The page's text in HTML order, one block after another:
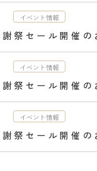
イベント情報
祭セール開催の
イベント情報
祭セール開催の
イベント情報
祭セール開催の